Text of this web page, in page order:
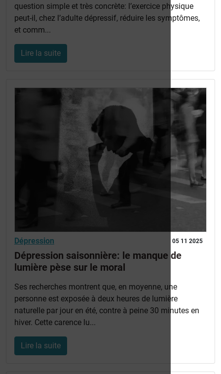
question simple et très concrète: l’exercice physique
peut-il, chez l’adulte dépressif, réduire les symptômes,
et comm...
Lire la suite
05 11 2025
Dépression
Dépression saisonnière: le manque de
lumière pèse sur le moral
Ses recherches montrent que, en moyenne, une
personne est exposée à deux heures de lumière
naturelle par jour en été, contre à peine 30 minutes en
hiver. Cette carence lu...
Lire la suite